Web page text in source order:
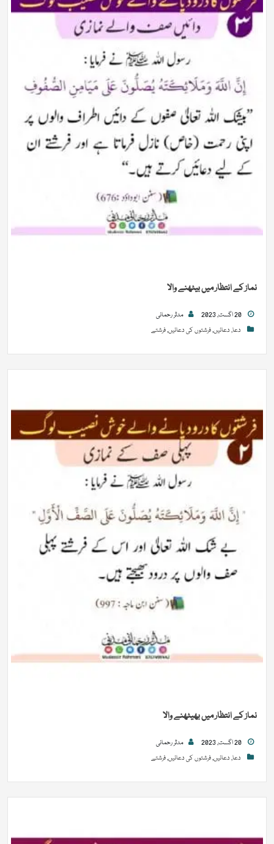
نماز کے انتظار میں بیٹھنے والا
مدثر رحمانی
دعا,دعائیں,فرشتوں کی دعائیں,فرشتے
نماز کے انتظار میں بھیٹھنے والا
مدثر رحمانی
دعا,دعائیں,فرشتوں کی دعائیں,فرشتے